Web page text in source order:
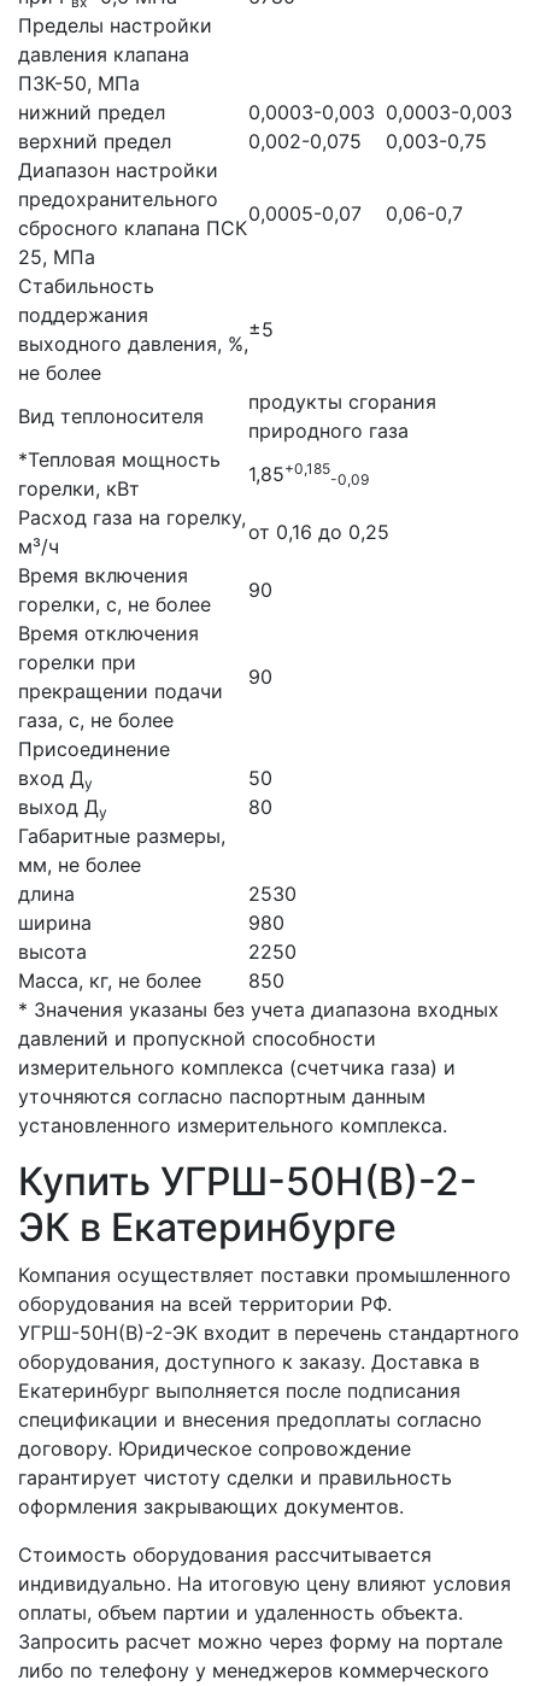
Пределы настройки
давления клапана
ПЗК-50, МПа
нижний предел
0,0003-0,003 0,0003-0,003
верхний предел
0,002-0,075
0,003-0,75
Диапазон настройки
предохранительного
сбросного клапана ПСК
25, МПа
0,0005-0,07 0,06-0,7
Стабильность
поддержания
выходного давления, %,
не более
±5
Вид теплоносителя
продукты сгорания
природного газа
*Тепловая мощность
горелки, кВт
1,85+0,185
-0,09
Расход газа на горелку,
м³/ч
от 0,16 до 0,25
Время включения
горелки, с, не более
90
Время отключения
горелки при
прекращении подачи
газа, с, не более
90
Присоединение
вход Ду
50
выход Ду
80
Габаритные размеры,
мм, не более
длина
2530
ширина
980
высота
2250
Масса, кг, не более
850
* Значения указаны без учета диапазона входных
давлений и пропускной способности
измерительного комплекса (счетчика газа) и
уточняются согласно паспортным данным
установленного измерительного комплекса.
Купить УГРШ-50Н(В)-2-
ЭК в Екатеринбурге
Компания осуществляет поставки промышленного
оборудования на всей территории РФ.
УГРШ-50Н(В)-2-ЭК входит в перечень стандартного
оборудования, доступного к заказу. Доставка в
Екатеринбург выполняется после подписания
спецификации и внесения предоплаты согласно
договору. Юридическое сопровождение
гарантирует чистоту сделки и правильность
оформления закрывающих документов.
Стоимость оборудования рассчитывается
индивидуально. На итоговую цену влияют условия
оплаты, объем партии и удаленность объекта.
Запросить расчет можно через форму на портале
либо по телефону у менеджеров коммерческого